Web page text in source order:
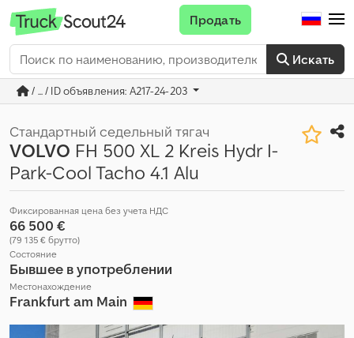
Искать
Продать
/ ... / ID объявления: A217-24-203
Стандартный седельный тягач
VOLVO FH 500 XL 2 Kreis Hydr I-
Park-Cool Tacho 4.1 Alu
Фиксированная цена без учета НДС
66 500 €
(79 135 € брутто)
Состояние
Бывшее в употреблении
Местонахождение
Frankfurt am Main